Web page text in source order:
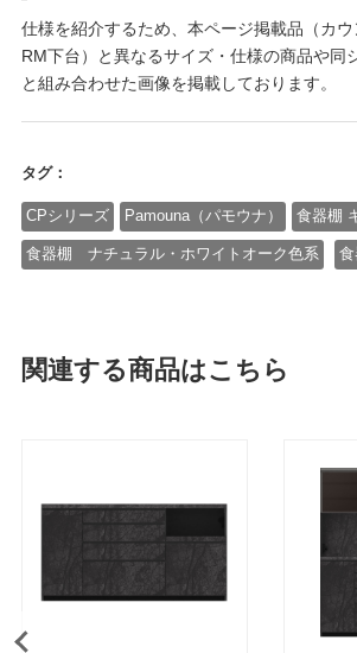
仕様を紹介するため、本ページ掲載品（カウ
RM下台）と異なるサイズ・仕様の商品や同
と組み合わせた画像を掲載しております。
タグ：
CPシリーズ Pamouna（パモウナ） 食器棚
食器棚 ナチュラル・ホワイトオーク色系
関連する商品はこちら